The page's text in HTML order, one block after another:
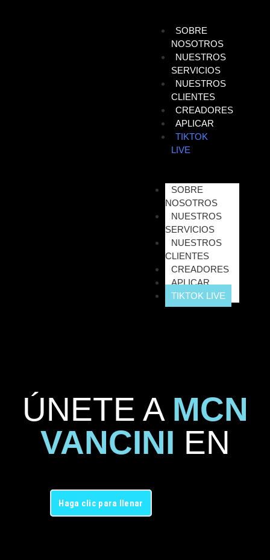
SOBRE
NOSOTROS
NUESTROS
SERVICIOS
NUESTROS
CLIENTES
CREADORES
APLICAR
TIKTOK
LIVE
SOBRE
NOSOTROS
NUESTROS
SERVICIOS
NUESTROS
CLIENTES
CREADORES
APLICAR
TIKTOK LIVE
ÚNETE A MCN
VANCINI EN
Haga clic para llenar